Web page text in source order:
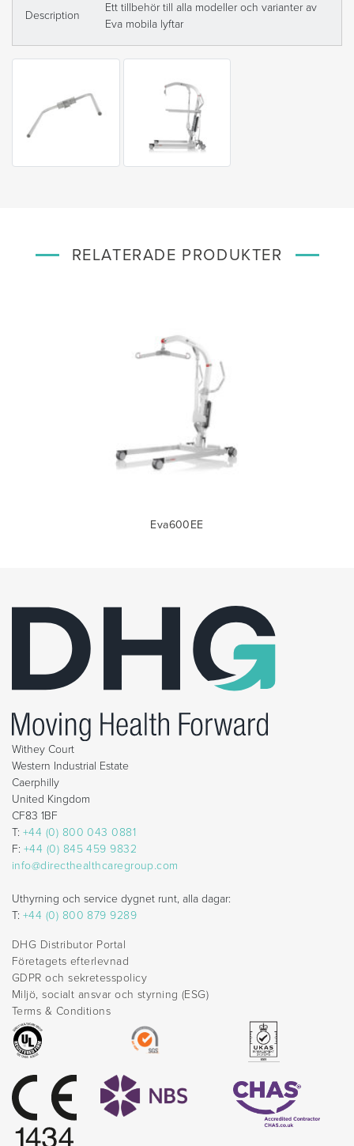
Description
Ett tillbehör till alla modeller och varianter av
Eva mobila lyftar
RELATERADE PRODUKTER
Eva600EE
Withey Court
Western Industrial Estate
Caerphilly
United Kingdom
CF83 1BF
T: +44 (0) 800 043 0881
F: +44 (0) 845 459 9832
info@directhealthcaregroup.com
Uthyrning och service dygnet runt, alla dagar:
T: +44 (0) 800 879 9289
DHG Distributor Portal
Företagets efterlevnad
GDPR och sekretesspolicy
Miljö, socialt ansvar och styrning (ESG)
Terms & Conditions